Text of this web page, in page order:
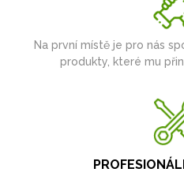
Na první místě je pro nás
produkty, které mu